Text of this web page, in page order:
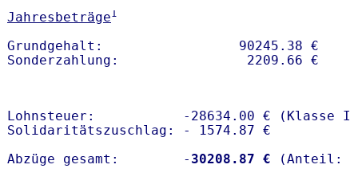
Jahresbeträge1
Grundgehalt:                 90245.38 €
Lohnsteuer:           -28634.00 € (Klasse I)
Solidaritätszuschlag: - 1574.87 €
Abzüge gesamt:        - 30208.87 €